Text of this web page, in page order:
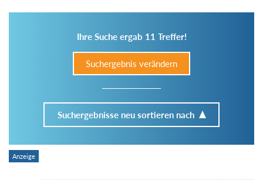
Ihre Suche ergab 11 Treffer!
Suchergebnis verändern
Suchergebnisse neu sortieren nach